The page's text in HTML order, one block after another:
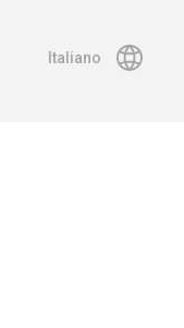
Italiano